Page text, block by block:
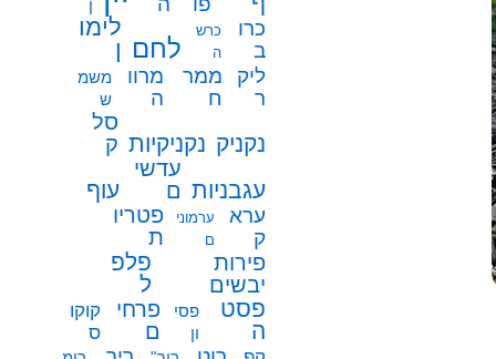
ן
כרו
ב
כרש
ה
לחם
לימו
ן
ליק
ר
ממר
ח
מרוו
ה
משמ
ש
נקניק נקניקיות
סל
ק
עגבניות
עדשי
ם
עוף
ערא
ק
ערמוני
ם
פטריו
ת
פירות
יבשים
פלפ
ל
פסט
ה
פסי
ון
פרחי
ם
קוקו
ס